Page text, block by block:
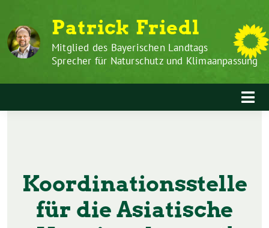
Inhalt
springen
zum
Inhalt
Patrick Friedl
Mitglied des Bayerischen Landtags
Sprecher für Naturschutz und Klimaanpassung
Koordinationsstelle
für die Asiatische